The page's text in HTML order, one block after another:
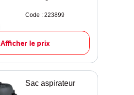
Code : 223899
Afficher le prix
Sac aspirateur